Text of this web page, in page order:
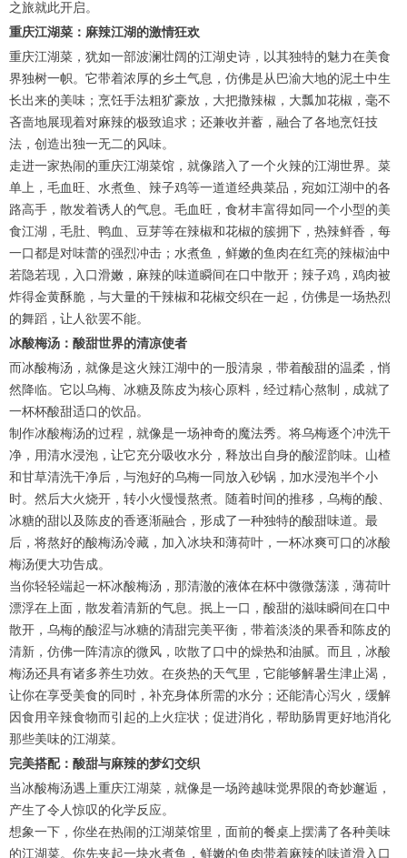
之旅就此开启。
重庆江湖菜：麻辣江湖的激情狂欢
重庆江湖菜，犹如一部波澜壮阔的江湖史诗，以其独特的魅力在美食
界独树一帜。它带着浓厚的乡土气息，仿佛是从巴渝大地的泥土中生
长出来的美味；烹饪手法粗犷豪放，大把撒辣椒，大瓢加花椒，毫不
吝啬地展现着对麻辣的极致追求；还兼收并蓄，融合了各地烹饪技
法，创造出独一无二的风味。
走进一家热闹的重庆江湖菜馆，就像踏入了一个火辣的江湖世界。菜
单上，毛血旺、水煮鱼、辣子鸡等一道道经典菜品，宛如江湖中的各
路高手，散发着诱人的气息。毛血旺，食材丰富得如同一个小型的美
食江湖，毛肚、鸭血、豆芽等在辣椒和花椒的簇拥下，热辣鲜香，每
一口都是对味蕾的强烈冲击；水煮鱼，鲜嫩的鱼肉在红亮的辣椒油中
若隐若现，入口滑嫩，麻辣的味道瞬间在口中散开；辣子鸡，鸡肉被
炸得金黄酥脆，与大量的干辣椒和花椒交织在一起，仿佛是一场热烈
的舞蹈，让人欲罢不能。
冰酸梅汤：酸甜世界的清凉使者
而冰酸梅汤，就像是这火辣江湖中的一股清泉，带着酸甜的温柔，悄
然降临。它以乌梅、冰糖及陈皮为核心原料，经过精心熬制，成就了
一杯杯酸甜适口的饮品。
制作冰酸梅汤的过程，就像是一场神奇的魔法秀。将乌梅逐个冲洗干
净，用清水浸泡，让它充分吸收水分，释放出自身的酸涩韵味。山楂
和甘草清洗干净后，与泡好的乌梅一同放入砂锅，加水浸泡半个小
时。然后大火烧开，转小火慢慢熬煮。随着时间的推移，乌梅的酸、
冰糖的甜以及陈皮的香逐渐融合，形成了一种独特的酸甜味道。最
后，将熬好的酸梅汤冷藏，加入冰块和薄荷叶，一杯冰爽可口的冰酸
梅汤便大功告成。
当你轻轻端起一杯冰酸梅汤，那清澈的液体在杯中微微荡漾，薄荷叶
漂浮在上面，散发着清新的气息。抿上一口，酸甜的滋味瞬间在口中
散开，乌梅的酸涩与冰糖的清甜完美平衡，带着淡淡的果香和陈皮的
清新，仿佛一阵清凉的微风，吹散了口中的燥热和油腻。而且，冰酸
梅汤还具有诸多养生功效。在炎热的天气里，它能够解暑生津止渴，
让你在享受美食的同时，补充身体所需的水分；还能清心泻火，缓解
因食用辛辣食物而引起的上火症状；促进消化，帮助肠胃更好地消化
那些美味的江湖菜。
完美搭配：酸甜与麻辣的梦幻交织
当冰酸梅汤遇上重庆江湖菜，就像是一场跨越味觉界限的奇妙邂逅，
产生了令人惊叹的化学反应。
想象一下，你坐在热闹的江湖菜馆里，面前的餐桌上摆满了各种美味
的江湖菜。你先夹起一块水煮鱼，鲜嫩的鱼肉带着麻辣的味道滑入口